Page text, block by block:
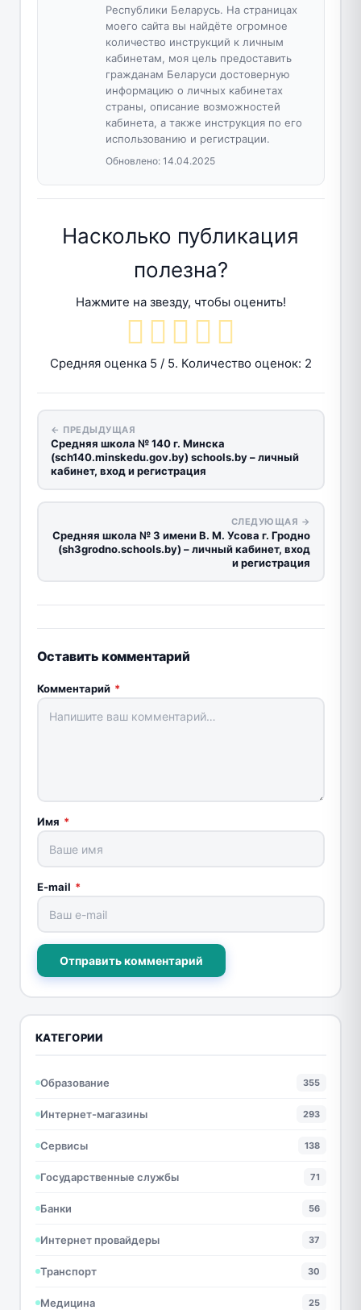
Республики Беларусь. На страницах
моего сайта вы найдёте огромное
количество инструкций к личным
кабинетам, моя цель предоставить
гражданам Беларуси достоверную
информацию о личных кабинетах
страны, описание возможностей
кабинета, а также инструкция по его
использованию и регистрации.
Обновлено: 14.04.2025
Насколько публикация
полезна?
Нажмите на звезду, чтобы оценить!
Средняя оценка 5 / 5. Количество оценок: 2
← ПРЕДЫДУЩАЯ
Средняя школа № 140 г. Минска
(sch140.minskedu.gov.by) schools.by – личный
кабинет, вход и регистрация
СЛЕДУЮЩАЯ →
Средняя школа № 3 имени В. М. Усова г. Гродно
(sh3grodno.schools.by) – личный кабинет, вход
и регистрация
Оставить комментарий
Комментарий *
Имя *
E-mail *
Отправить комментарий
КАТЕГОРИИ
Образование 355
Интернет-магазины 293
Сервисы 138
Государственные службы 71
Банки 56
Интернет провайдеры 37
Транспорт 30
Медицина 25